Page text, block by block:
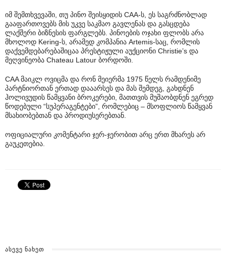
იმ შემთხვევაში, თუ პინო შეისყიდის CAA-ს, ეს საგრძნობლად
გააფართოვებს მის უკვე საკმაო გავლენას და გასცდება
ლაქშერი ბიზნესის ფარგლებს. პინოების ოჯახი ფლობს არა
მხოლოდ Kering-ს, არამედ კომპანია Artemis-საც, რომლის
დაქვემდებარებაშიცაა პრესტიჟული აუქციონი Christie’s და
მეღვინეობა Chateau Latour ბორდოში.
CAA მაიკლ ოვიცმა და რონ მეიერმა 1975 წელს რამდენიმე
პარტნიორთან ერთად დააარსეს და მას შემდეგ, გახდნენ
ჰოლივუდის წამყვანი ბროკერები, მათთვის მუშაობდნენ ეგრედ
წოდებული “სუპერაგენტები”, რომლებიც – მსოფლიოს წამყვან
მსახიობებთან და პროდიუსერებთან.
ოფიციალური კომენტარი ჯერ-ჯერობით არც ერთ მხარეს არ
გაუკეთებია.
ᲐᲡᲔᲕᲔ ᲜᲐᲮᲔᲗ